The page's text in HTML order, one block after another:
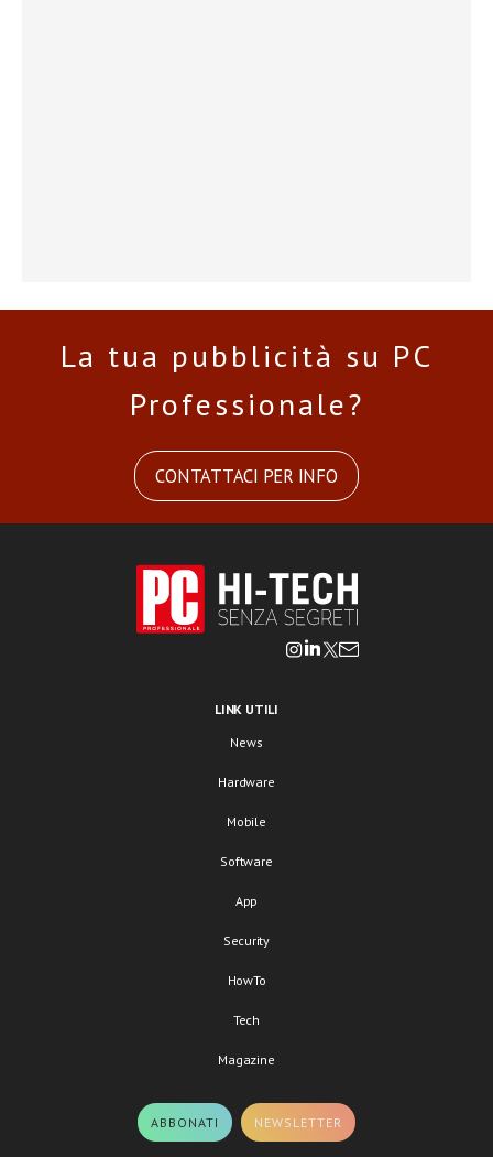
La tua pubblicità su PC
Professionale?
CONTATTACI PER INFO
LINK UTILI
News
Hardware
Mobile
Software
App
Security
HowTo
Tech
Magazine
ABBONATI NEWSLETTER